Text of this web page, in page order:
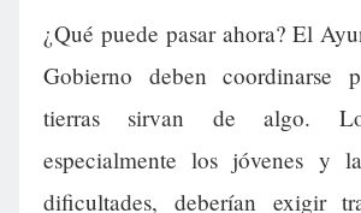
¿Qué puede pasar ahora? El
Gobierno deben coordinarse
tierras sirvan de algo.
especialmente los jóvenes y
dificultades, deberían exigir